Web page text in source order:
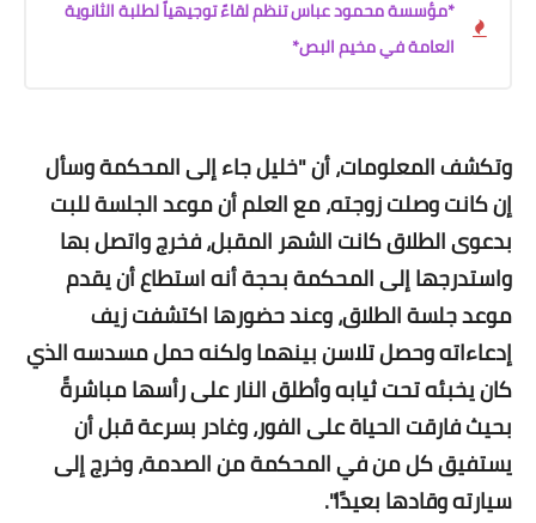
*مؤسسة محمود عباس تنظم لقاءً توجيهياً لطلبة الثانوية
العامة في مخيم البص*
وتكشف المعلومات، أن "خليل جاء إلى المحكمة وسأل
إن كانت وصلت زوجته، مع العلم أن موعد الجلسة للبت
بدعوى الطلاق كانت الشهر المقبل، فخرج واتصل بها
واستدرجها إلى المحكمة بحجة أنه استطاع أن يقدم
موعد جلسة الطلاق، وعند حضورها اكتشفت زيف
إدعاءاته وحصل تلاسن بينهما ولكنه حمل مسدسه الذي
كان يخبئه تحت ثيابه وأطلق النار على رأسها مباشرةً
بحيث فارقت الحياة على الفور، وغادر بسرعة قبل أن
يستفيق كل من في المحكمة من الصدمة، وخرج إلى
سيارته وقادها بعيدًا".